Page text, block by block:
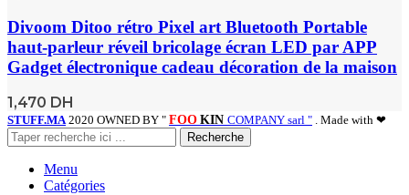
Divoom Ditoo rétro Pixel art Bluetooth Portable
haut-parleur réveil bricolage écran LED par APP
Gadget électronique cadeau décoration de la maison
1,470 DH
STUFF.MA 2020 OWNED BY " FOO KIN COMPANY sarl " . Made with ❤
Recherche
Menu
Catégories